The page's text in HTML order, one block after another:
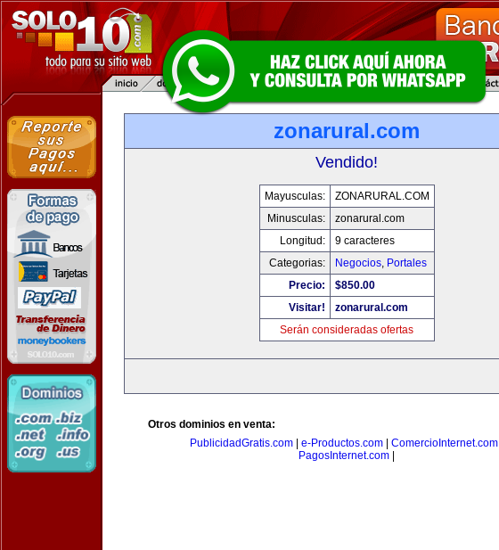
zonarural.com
Vendido!
Mayusculas:
ZONARURAL.COM
Minusculas:
zonarural.com
Longitud:
9 caracteres
Categorias:
Negocios, Portales
Precio:
$850.00
Visitar!
zonarural.com
Serán consideradas ofertas
Otros dominios en venta:
PublicidadGratis.com
e-Productos.com ComercioInternet.com
PagosInternet.com